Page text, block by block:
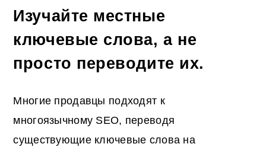
Изучайте местные
ключевые слова, а не
просто переводите их.
Многие продавцы подходят к
многоязычному SEO, переводя
существующие ключевые слова на